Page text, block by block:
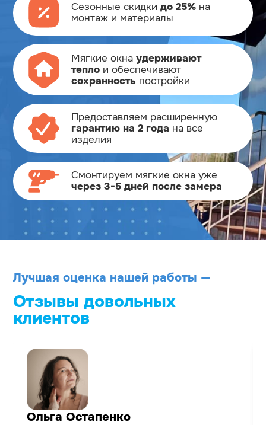
Сезонные скидки до 25% на
монтаж и материалы
Мягкие окна удерживают
теплои обеспечивают
сохранность постройки
Предоставляем расширенную
гарантию на 2 года на все
изделия
Смонтируем мягкие окна уже
через 3-5 дней после замера
Лучшая оценка нашей работы —
Отзывы довольных
клиентов
Ольга Остапенко